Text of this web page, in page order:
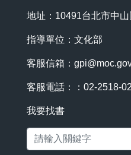
地址：10491台北市中
指導單位：文化部
客服信箱：
客服電話：：02-2518-
我要找書